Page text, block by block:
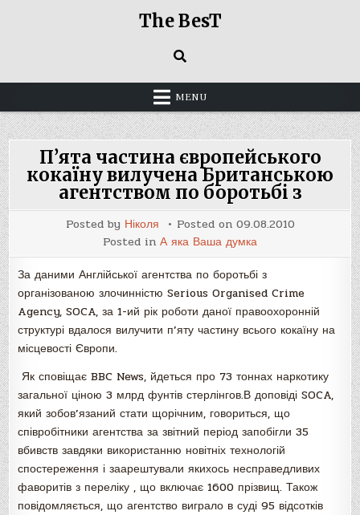
The BesT
MENU
П’ята частина європейського
кокаїну вилучена Британською
агентством по боротьбі з
Posted by Ніколя Posted on 09.08.2010
Posted in А яка Ваша думка
За даними Англійської агентства по боротьбі з
організованою злочинністю Serious Organised Crime
Agency, SOCA, за 1-ий рік роботи даної правоохоронній
структурі вдалося вилучити п’яту частину всього кокаїну на
місцевості Європи.
Як сповіщає BBC News, йдеться про 73 тоннах наркотику
загальної ціною 3 млрд фунтів стерлінгов.В доповіді SOCA,
який зобов’язаний стати щорічним, говориться, що
співробітники агентства за звітний період запобігли 35
вбивств завдяки використанню новітніх технологій
спостереження і заарештували якихось несправедливих
фаворитів з переліку , що включає 1600 прізвищ. Також
повідомляється, що агентство виграло в суді 95 відсотків